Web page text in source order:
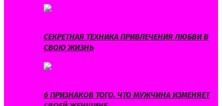
СЕКРЕТНАЯ ТЕХНИКА ПРИВЛЕЧЕНИЯ ЛЮБВИ В
СВОЮ ЖИЗНЬ
6 ПРИЗНАКОВ ТОГО, ЧТО МУЖЧИНА ИЗМЕНЯЕТ